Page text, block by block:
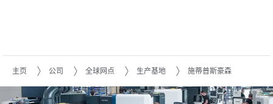
主页 公司 全球网点 生产基地 施蒂普斯豪森